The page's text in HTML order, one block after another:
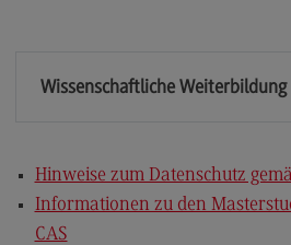
Wissenschaftliche Weiterbildung
Hinweise zum Datenschutz
Informationen zu den
CAS